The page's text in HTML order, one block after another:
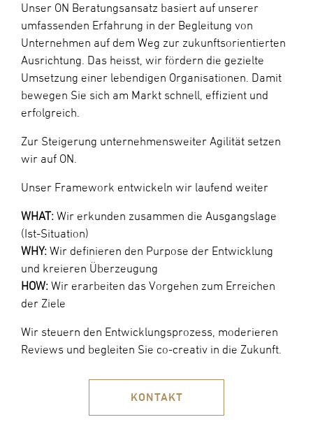
Unser ON Beratungsansatz basiert auf unserer
umfassenden Erfahrung in der Begleitung von
Unternehmen auf dem Weg zur zukunftsorientierten
Ausrichtung. Das heisst, wir fördern die gezielte
Umsetzung einer lebendigen Organisationen. Damit
bewegen Sie sich am Markt schnell, effizient und
erfolgreich.
Zur Steigerung unternehmensweiter Agilität setzen
wir auf ON.
Unser Framework entwickeln wir laufend weiter
WHAT: Wir erkunden zusammen die Ausgangslage
(Ist-Situation)
WHY: Wir definieren den Purpose der Entwicklung
und kreieren Überzeugung
HOW: Wir erarbeiten das Vorgehen zum Erreichen
der Ziele
Wir steuern den Entwicklungsprozess, moderieren
Reviews und begleiten Sie co-creativ in die Zukunft.
KONTAKT